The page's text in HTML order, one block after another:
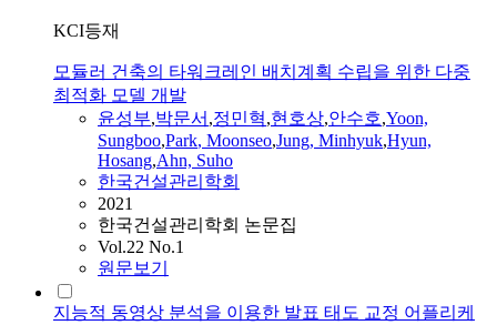
KCI등재
모듈러 건축의 타워크레인 배치계획 수립을 위한 다중
최적화 모델 개발
윤성부,박문서 ,정민혁,현호상,안수호,Yoon,
Sungboo,Park, Moonseo,Jung, Minhyuk,Hyun,
Hosang,Ahn, Suho
한국건설관리학회
2021
한국건설관리학회 논문집
Vol.22 No.1
원문보기
지능적 동영상 분석을 이용한 발표 태도 교정 어플리케